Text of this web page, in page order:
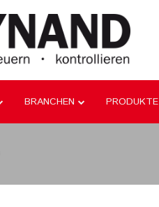
BRANCHEN PRODUKTE